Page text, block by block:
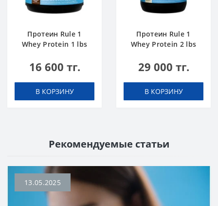
Протеин Rule 1
Whey Protein 1 lbs
16 600 тг.
В КОРЗИНУ
Протеин Rule 1
Whey Protein 2 lbs
Мороженое
29 000 тг.
В КОРЗИНУ
Рекомендуемые статьи
13.05.2025